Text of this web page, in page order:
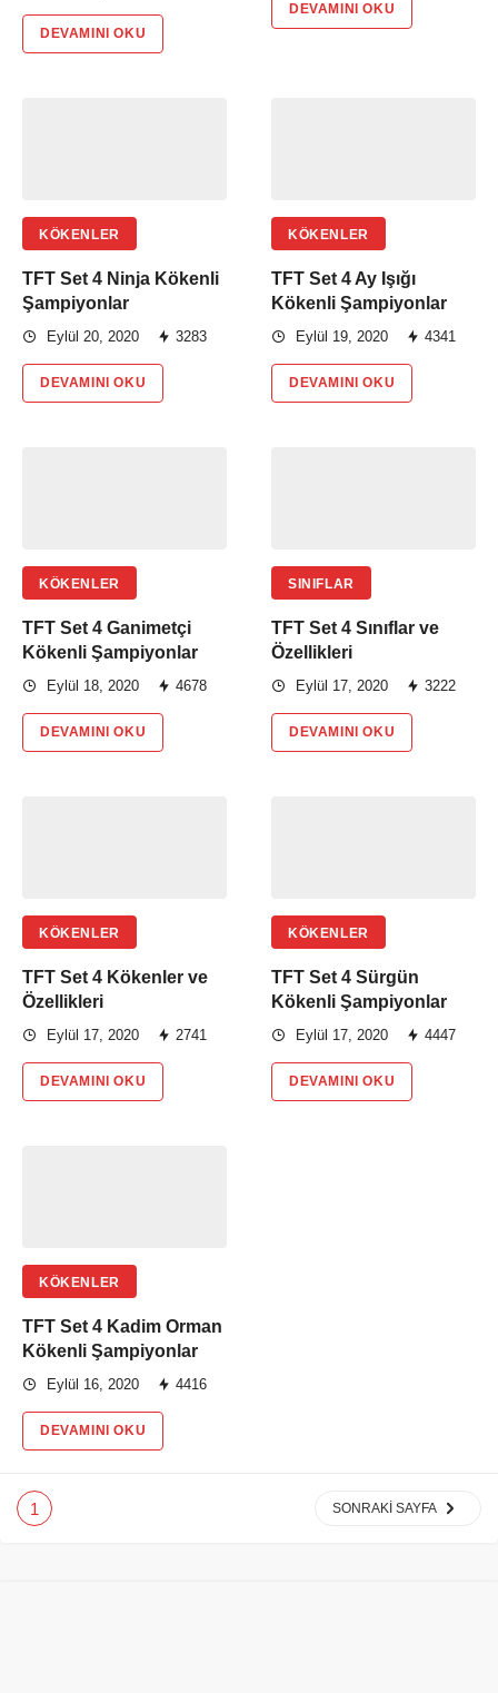
DEVAMINI OKU
DEVAMINI OKU
KÖKENLER
TFT Set 4 Ninja Kökenli
Şampiyonlar
Eylül 20, 2020 3283
DEVAMINI OKU
KÖKENLER
TFT Set 4 Ay Işığı
Kökenli Şampiyonlar
Eylül 19, 2020 4341
DEVAMINI OKU
KÖKENLER
TFT Set 4 Ganimetçi
Kökenli Şampiyonlar
Eylül 18, 2020 4678
DEVAMINI OKU
SINIFLAR
TFT Set 4 Sınıflar ve
Özellikleri
Eylül 17, 2020 3222
DEVAMINI OKU
KÖKENLER
TFT Set 4 Kökenler ve
Özellikleri
Eylül 17, 2020 2741
DEVAMINI OKU
KÖKENLER
TFT Set 4 Sürgün
Kökenli Şampiyonlar
Eylül 17, 2020 4447
DEVAMINI OKU
KÖKENLER
TFT Set 4 Kadim Orman
Kökenli Şampiyonlar
Eylül 16, 2020 4416
DEVAMINI OKU
1 SONRAKI SAYFA